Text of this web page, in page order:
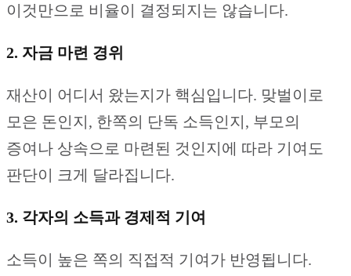
이것만으로 비율이 결정되지는 않습니다.
2. 자금 마련 경위
재산이 어디서 왔는지가 핵심입니다. 맞벌이로
모은 돈인지, 한쪽의 단독 소득인지, 부모의
증여나 상속으로 마련된 것인지에 따라 기여도
판단이 크게 달라집니다.
3. 각자의 소득과 경제적 기여
소득이 높은 쪽의 직접적 기여가 반영됩니다.